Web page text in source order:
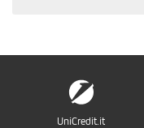
UniCredit.it